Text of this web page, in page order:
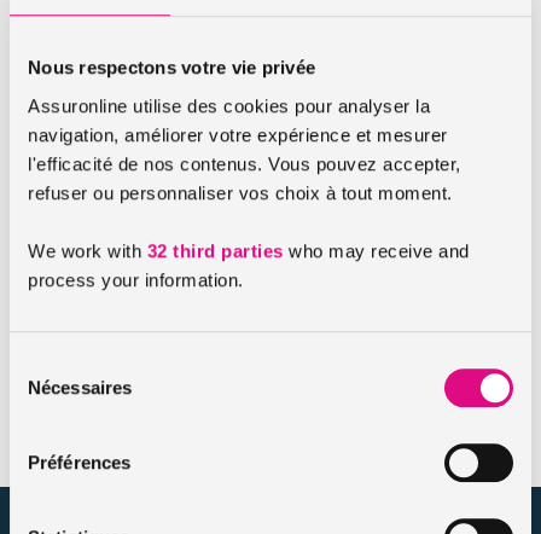
Nous respectons votre vie privée
Assuronline utilise des cookies pour analyser la
navigation, améliorer votre expérience et mesurer
l'efficacité de nos contenus. Vous pouvez accepter,
refuser ou personnaliser vos choix à tout moment.
We work with 32 third parties who may receive and
process your information.
Nécessaires
Préférences
comparant nosdifférentes formules d’assurance voiture
vos identifiants pour accéder à votre espace client d’où vous
pourrezgérer votre devisetsouscrire votre contrat
d’assurance. La souscription sera très rapide, vous signez
électroniquement votre contrat par SMS et versez un
acompte depuis votre espace client, via notre plateforme
Souscrivez en ligne, roulez dans la foulée
sur votre boite mail. Vous êtes désormais assuré et nos
garanties prennent effet immédiatement.